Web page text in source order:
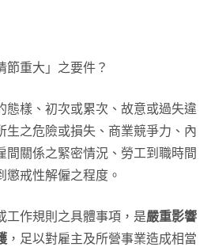
節重大」之要件？
態樣、初次或累次、故意或過失違
生之危險或損失、商業競爭力、內
間關係之緊密情況、勞工到職時間
懲戒性解僱之程度。
工作規則之具體事項，是嚴重影響
，足以對雇主及所營事業造成相當